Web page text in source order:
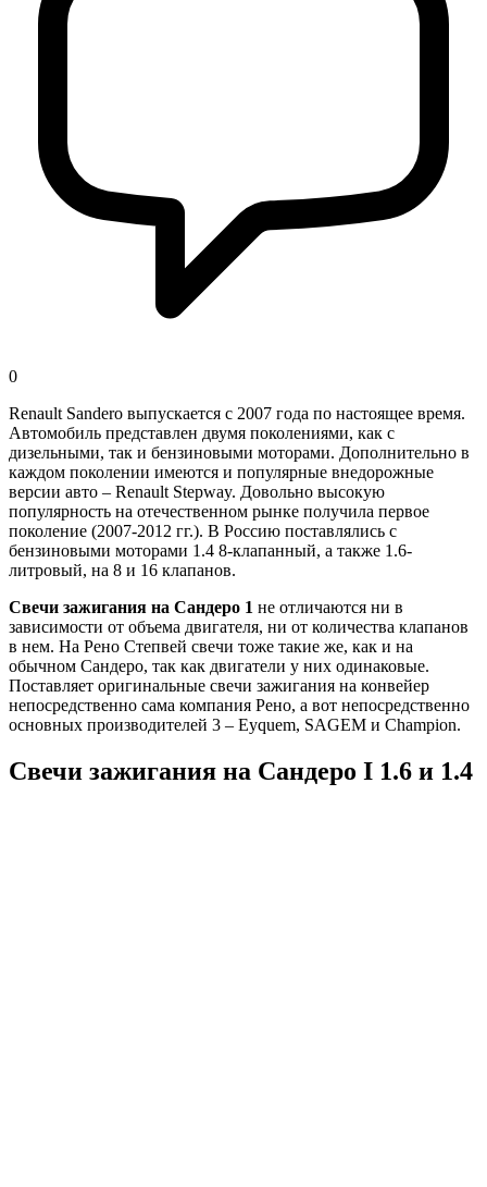
0
Renault Sandero выпускается с 2007 года по настоящее время.
Автомобиль представлен двумя поколениями, как с
дизельными, так и бензиновыми моторами. Дополнительно в
каждом поколении имеются и популярные внедорожные
версии авто – Renault Stepway. Довольно высокую
популярность на отечественном рынке получила первое
поколение (2007-2012 гг.). В Россию поставлялись с
бензиновыми моторами 1.4 8-клапанный, а также 1.6-
литровый, на 8 и 16 клапанов.
Свечи зажигания на Сандеро 1 не отличаются ни в
зависимости от объема двигателя, ни от количества клапанов
в нем. На Рено Степвей свечи тоже такие же, как и на
обычном Сандеро, так как двигатели у них одинаковые.
Поставляет оригинальные свечи зажигания на конвейер
непосредственно сама компания Рено, а вот непосредственно
основных производителей 3 – Eyquem, SAGEM и Champion.
Свечи зажигания на Сандеро I 1.6 и 1.4